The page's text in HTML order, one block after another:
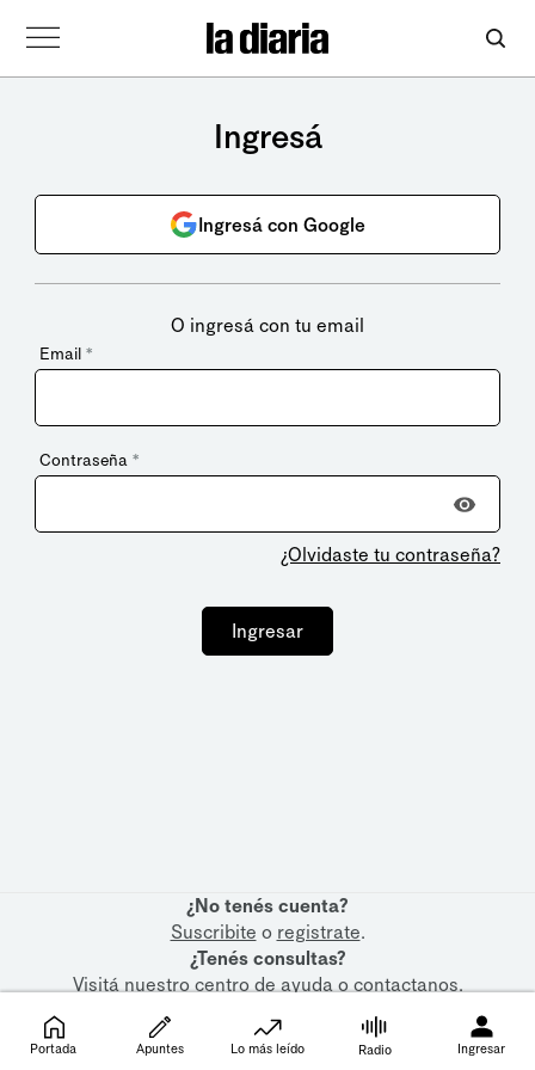
Ingresá
Ingresá con Google
O ingresá con tu email
Email *
Contraseña *
¿Olvidaste tu contraseña?
Ingresar
¿No tenés cuenta?
Suscribite o registrate.
¿Tenés consultas?
Visitá nuestrocentro de ayudaocontactanos.
Portada Apuntes Lo más leído Radio Ingresar